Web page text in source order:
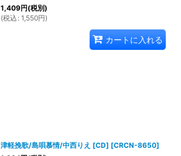
1,409円(税別)
(税込 : 1,550円)
カートに入れる
津軽挽歌/島唄慕情/中西りえ [CD] [CRCN-8650]